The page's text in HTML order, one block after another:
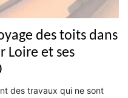
des toits dans
Loire et ses
des travaux qui ne sont